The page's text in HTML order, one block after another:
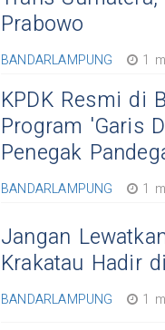
Prabowo
BANDARLAMPUNG 1
KPDK Resmi di
Program 'Garis
Penegak
BANDARLAMPUNG 1
Jangan
Krakatau Hadir
BANDARLAMPUNG 1